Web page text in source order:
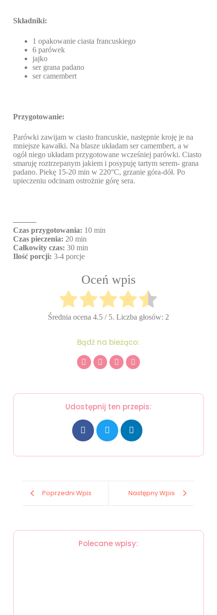
Składniki:
1 opakowanie ciasta francuskiego
6 parówek
jajko
ser grana padano
ser camembert
Przygotowanie:
Parówki zawijam w ciasto francuskie, następnie kroję je na
mniejsze kawałki. Na blasze układam ser camembert, a w
ogół niego układam przygotowane wcześniej parówki. Ciasto
smaruję roztrzepanym jakiem i posypuję tartym serem- grana
padano. Piekę 15-20 min w 220°C, grzanie góra-dół. Po
upieczeniu odcinam ostrożnie górę sera.
———
Czas przygotowania: 10 min
Czas pieczenia: 20 min
Całkowity czas: 30 min
Ilość porcji: 3-4 porcje
Oceń wpis
Średnia ocena 4.5/ 5. Liczba głosów: 2
Bądź na bieżąco:
Udostępnij ten przepis:
Poprzedni Wpis Następny Wpis
Polecane wpisy: